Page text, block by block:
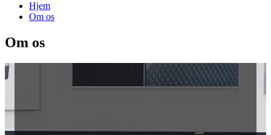
Hjem
Om os
Om os